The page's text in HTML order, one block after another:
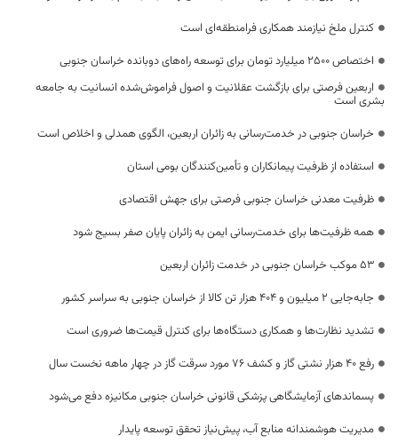
کنترل ملخ نیازمند همکاری فرامنطقه‌ای است
اختصاص 2500 میلیارد تومان برای توسعه راه‌های دوبانده خراسان جنوبی
اربعین فرصتی برای بازگشت عقلانیت و اصول فراموش‌شده انسانیت به جامعه
بشری است
خراسان جنوبی در خدمت‌رسانی به زائران اربعین، الگوی همدلی و اخلاص است
استفاده از ظرفیت پیمانکاران و تأمین‌کنندگان بومی استان
ظرفیت معدنی خراسان جنوبی فرصتی برای جهش اقتصادی
همه ظرفیت‌ها برای خدمت‌رسانی ایمن به زائران پایان صفر بسیج شود
53 موکب خراسان جنوبی در خدمت زائران اربعین
جابه‌جایی 2 میلیون و 404 هزار تن کالا از خراسان جنوبی به سراسر کشور
تشدید نظارت‌ها و همکاری دستگاه‌ها برای کنترل قیمت‌ها ضروری است
رفع 40 هزار نشتی گاز و کشف 76 مورد سرقت گاز در چهار ماهه نخست سال
پسماندهای آزمایشگاهی پزشکی قانونی خراسان جنوبی مکانیزه دفع می‌شود
مدیریت هوشمندانه منابع آب، پیش‌نیاز تحقق توسعه پایدار